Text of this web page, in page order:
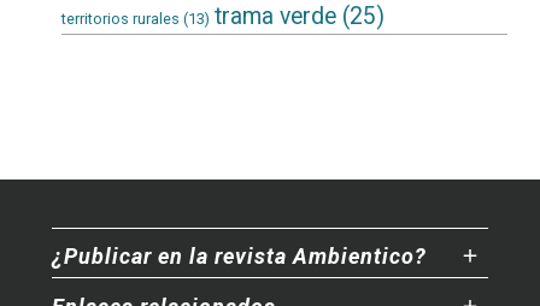
territorios rurales (13) trama verde(25)
¿Publicar en la revista Ambientico?